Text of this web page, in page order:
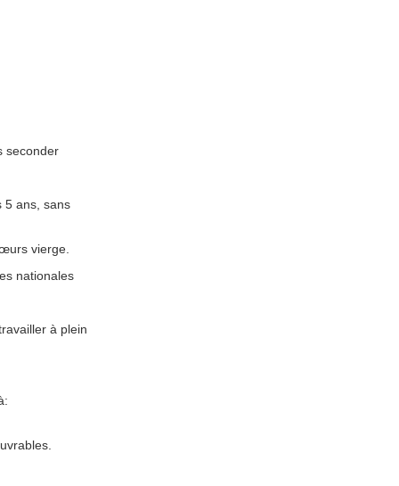
seconder
5 ans, sans
vierge.
nationales
à plein